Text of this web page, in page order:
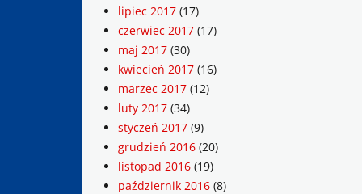
lipiec 2017 (17)
czerwiec 2017 (17)
maj 2017 (30)
kwiecień 2017 (16)
marzec 2017 (12)
luty 2017 (34)
styczeń 2017 (9)
grudzień 2016 (20)
listopad 2016 (19)
październik 2016 (8)